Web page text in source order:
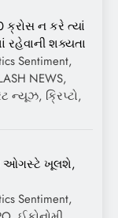
ક્રોસ ન કરે ત્યાં
રહેવાની શક્યતા
Sentiment,
NEWS,
ન્યૂઝ, ક્રિપ્ટો,
ઓગસ્ટે ખૂલશે,
Sentiment,